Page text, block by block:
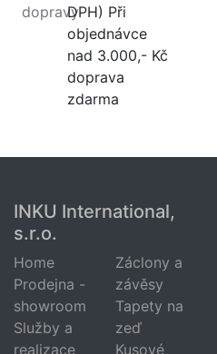
dopravyDPH) Při
objednávce
nad 3.000,- Kč
doprava
zdarma
INKU International,
s.r.o.
Home
Prodejna -
showroom
Služby a
realizace
Záclony a
závěsy
Tapety na
zeď
Kusové